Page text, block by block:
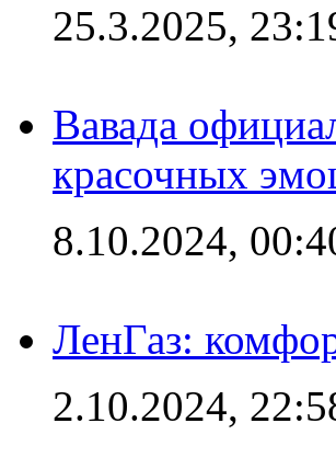
25.3.2025,
Вавада
красочных
8.10.2024,
ЛенГаз:
2.10.2024,